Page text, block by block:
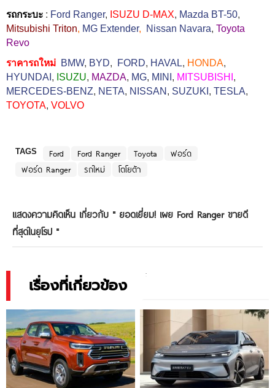
รถกระบะ : Ford Ranger, ISUZU D-MAX, Mazda BT-50,
Mitsubishi Triton, MG Extender, Nissan Navara, Toyota
Revo
ราคารถใหม่ BMW, BYD, FORD, HAVAL, HONDA,
HYUNDAI , ISUZU, MAZDA, MG, MINI , MITSUBISHI ,
MERCEDES-BENZ, NETA, NISSAN , SUZUKI , TESLA,
TOYOTA, VOLVO
TAGS Ford Ford Ranger Toyota
ฟอร์ด
ฟอร์ด Ranger
รถใหม่ โตโยต้า
แสดงความคิดเห็น เกี่ยวกับ " ยอดเยี่ยม! เผย Ford Ranger ขายดี
ที่สุดในยุโรป "
เรื่องที่เกี่ยวข้อง